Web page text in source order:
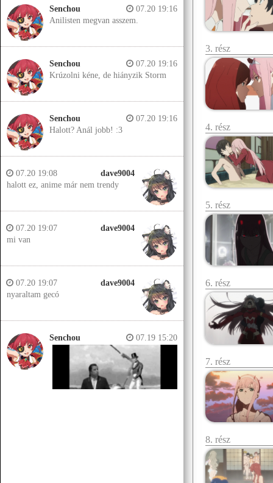
Senchou
07.20 19:16
Anilisten megvan asszem.
Senchou
07.20 19:16
Krúzolni kéne, de hiányzik Storm
Senchou
07.20 19:16
Halott? Anál jobb! :3
dave9004
07.20 19:08
halott ez, anime már nem trendy
dave9004
07.20 19:07
mi van
dave9004
07.20 19:07
nyaraltam gecó
Senchou 07.19 15:20
3. rész
4. rész
5. rész
6. rész
7. rész
8. rész